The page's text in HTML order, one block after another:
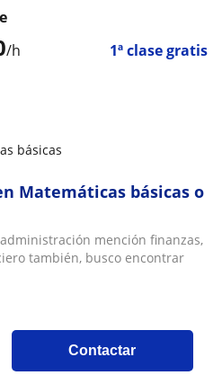
/h 1ª clase gratis
básicas
Matemáticas básicas o
mención finanzas,
también, busco encontrar
Contactar